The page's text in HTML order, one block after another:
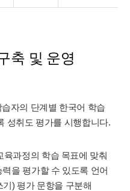
축 및 운영
자의 단계별 한국어 학습
성취도 평가를 시행합니다.
과정의 학습 목표에 맞춰
을 평가할 수 있도록 언어
) 평가 문항을 구분해